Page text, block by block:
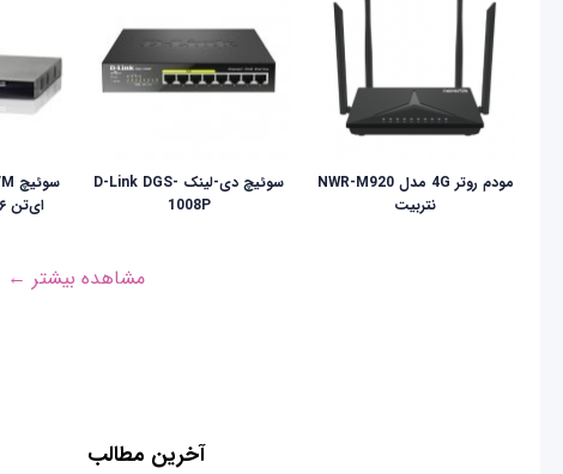
مودم روتر 4G مدل NWR-M920
نتربیت
سوئیچ دی-لینک D-Link DGS-
1008P
مشاهده بیشتر ←
آخرین مطالب